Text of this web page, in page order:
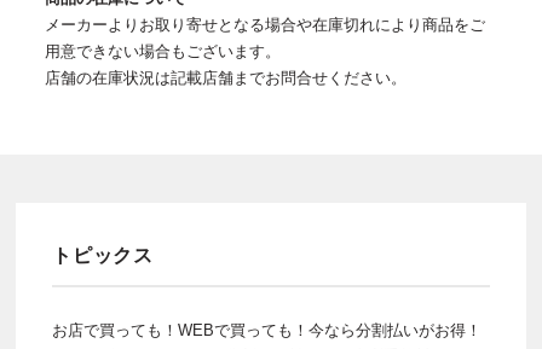
メーカーよりお取り寄せとなる場合や在庫切れにより商品をご
用意できない場合もございます。
店舗の在庫状況は記載店舗までお問合せください。
トピックス
お店で買っても！WEBで買っても！今なら分割払いがお得！